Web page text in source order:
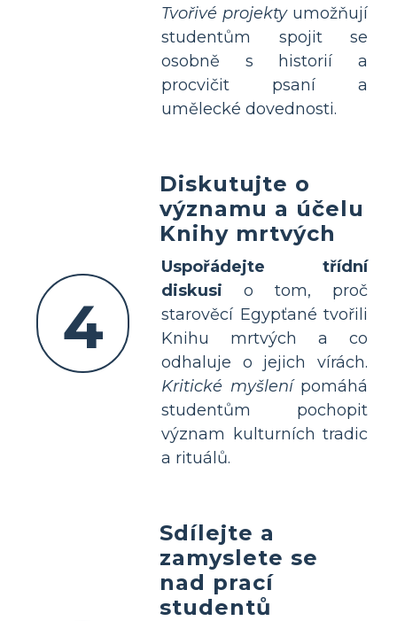
Tvořivé projektyumožňují
studentům spojit se
osobně s historií a
procvičit psaní a
umělecké dovednosti.
4
Diskutujte o
významu a účelu
Knihy mrtvých
Uspořádejte třídní
diskusi o tom, proč
starověcí Egypťané tvořili
Knihu mrtvých a co
odhaluje o jejich vírách.
Kritické myšlenípomáhá
studentům pochopit
význam kulturních tradic
a rituálů.
Sdílejte a
zamyslete se
nad prací
studentů